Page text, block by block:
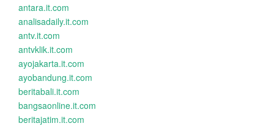
antara.it.com
analisadaily.it.com
antv.it.com
antvklik.it.com
ayojakarta.it.com
ayobandung.it.com
beritabali.it.com
bangsaonline.it.com
beritajatim.it.com